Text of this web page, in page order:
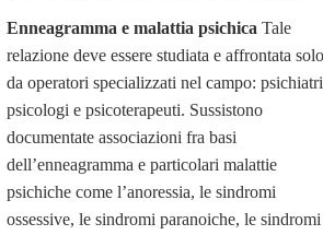
Enneagramma e malattia psichica Tale
relazione deve essere studiata e affrontata solo
da operatori specializzati nel campo:
psicologi e psicoterapeuti. Sussistono
documentate associazioni fra basi
dell’enneagramma e particolari malattie
psichiche come l’anoressia, le sindromi
ossessive, le sindromi paranoiche, le sindromi